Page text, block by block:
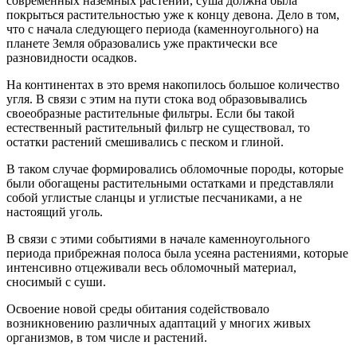
покрыться растительностью уже к концу девона. Дело в том,
что с начала следующего периода (каменноугольного) на
планете Земля образовались уже практически все
разновидности осадков.
На континентах в это время накопилось большое количество
угля. В связи с этим на пути стока вод образовывались
своеобразные растительные фильтры. Если бы такой
естественный растительный фильтр не существовал, то
остатки растений смешивались с песком и глиной.
В таком случае формировались обломочные породы, которые
были обогащены растительными остатками и представляли
собой углистые сланцы и углистые песчаниками, а не
настоящий уголь.
В связи с этими событиями в начале каменноугольного
периода прибрежная полоса была усеяна растениями, которые
интенсивно отцеживали весь обломочный материал,
сносимый с суши.
Освоение новой среды обитания содействовало
возникновению различных адаптаций у многих живых
организмов, в том числе и растений.